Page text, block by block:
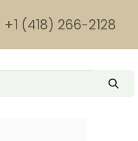
+1 (418) 266-2128